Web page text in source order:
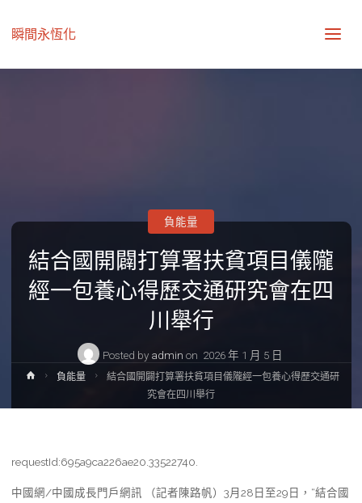
瞬間永恆化
結合國開闢打算署扶貧項目儀隴
經一包養心得歷交通研究會在四
川舉行
Posted by admin on 2026 年 1 月 5 日
負能量
Home負能量
結合國開闢打算署扶貧項目儀隴經一包養心得歷交通研
究會在四川舉行
requestId:695a9ca226ae20.33522740.
中國網/中國成長門戶網訊 （記者陳路帆）3月28日至29日，“結合國